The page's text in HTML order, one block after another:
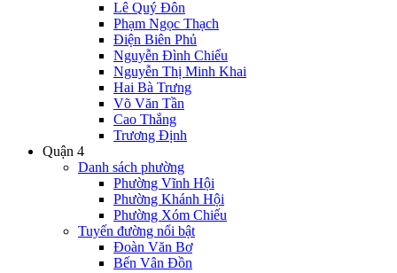
Lê Quý Đôn
Phạm Ngọc Thạch
Điện Biên Phủ
Nguyễn Đình Chiểu
Nguyễn Thị Minh Khai
Hai Bà Trưng
Võ Văn Tần
Cao Thắng
Trương Định
Quận 4
Danh sách phường
Phường Vĩnh Hội
Phường Khánh Hội
Phường Xóm Chiếu
Tuyến đường nổi bật
Đoàn Văn Bơ
Bến Vân Đồn